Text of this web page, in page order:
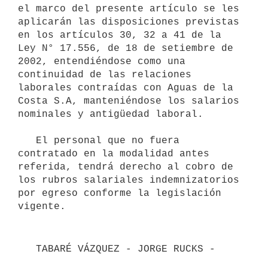
el marco del presente artículo se les
aplicarán las disposiciones previstas
en los artículos 30, 32 a 41 de la
Ley N° 17.556, de 18 de setiembre de
2002, entendiéndose como una
continuidad de las relaciones
laborales contraídas con Aguas de la
Costa S.A, manteniéndose los salarios
nominales y antigüedad laboral.
contratado en la modalidad antes
referida, tendrá derecho al cobro de
los rubros salariales indemnizatorios
por egreso conforme la legislación